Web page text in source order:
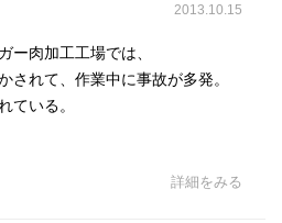
2013.10.15
ー肉加工工場では、
されて、作業中に事故が多発。
ている。
詳細をみる